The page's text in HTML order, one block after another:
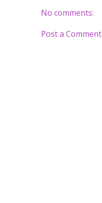
No comments:
Post a Comment